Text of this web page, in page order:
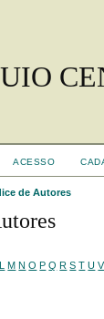
ACESSO
de Autores
L M N O P Q R S T U V